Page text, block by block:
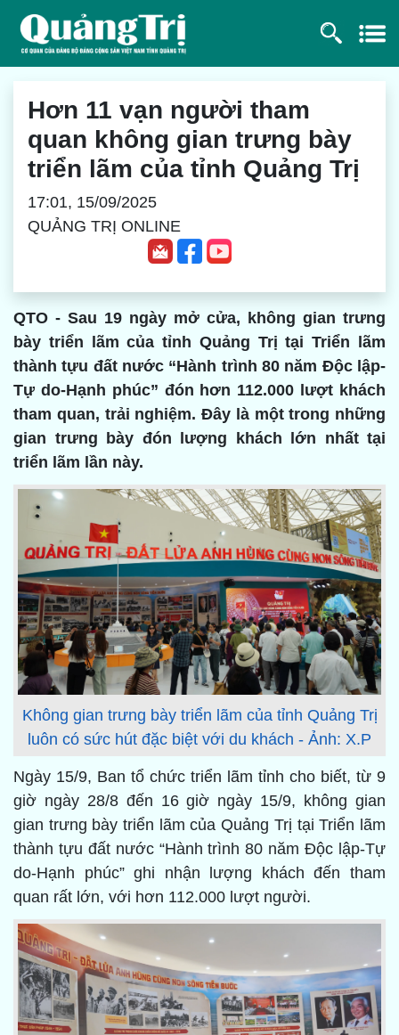
Hơn 11 vạn người tham
quan không gian trưng bày
triển lãm của tỉnh Quảng Trị
17:01, 15/09/2025
QUẢNG TRỊ ONLINE
QTO - Sau 19 ngày mở cửa, không gian trưng
bày triển lãm của tỉnh Quảng Trị tại Triển lãm
thành tựu đất nước “Hành trình 80 năm Độc lập-
Tự do-Hạnh phúc” đón hơn 112.000 lượt khách
tham quan, trải nghiệm. Đây là một trong những
gian trưng bày đón lượng khách lớn nhất tại
triển lãm lần này.
Không gian trưng bày triển lãm của tỉnh Quảng Trị
luôn có sức hút đặc biệt với du khách - Ảnh: X.P
Ngày 15/9, Ban tổ chức triển lãm tỉnh cho biết, từ 9
giờ ngày 28/8 đến 16 giờ ngày 15/9, không gian
gian trưng bày triển lãm của Quảng Trị tại Triển lãm
thành tựu đất nước “Hành trình 80 năm Độc lập-Tự
do-Hạnh phúc” ghi nhận lượng khách đến tham
quan rất lớn, với hơn 112.000 lượt người.